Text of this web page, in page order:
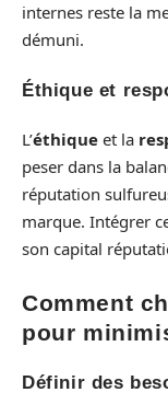
internes reste la
démuni.
Éthique et
L’éthique et la
peser dans la
réputation
marque. Intégrer
son capital
Comment
pour
Définir des